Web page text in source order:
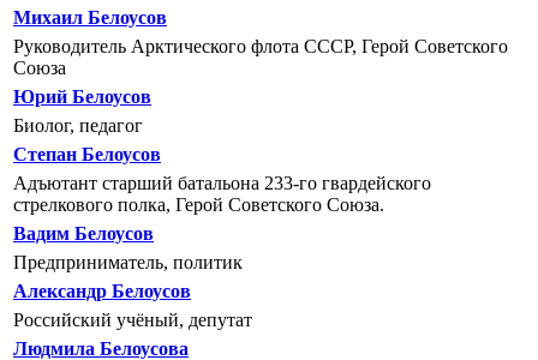
Михаил Белоусов
Руководитель Арктического флота СССР, Герой Советского
Союза
Юрий Белоусов
Биолог, педагог
Степан Белоусов
Адъютант старший батальона 233-го гвардейского
стрелкового полка, Герой Советского Союза.
Вадим Белоусов
Предприниматель, политик
Александр Белоусов
Российский учёный, депутат
Людмила Белоусова